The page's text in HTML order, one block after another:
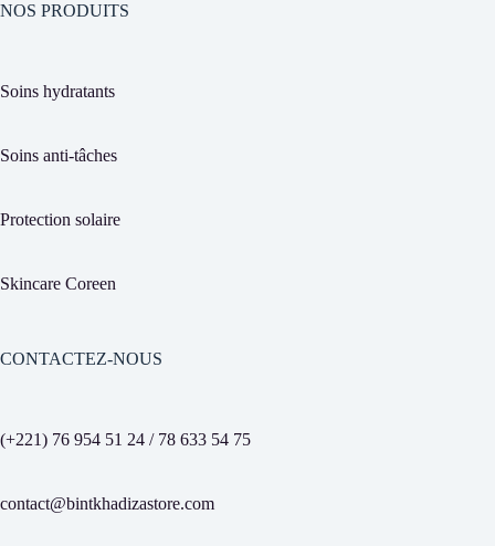
NOS PRODUITS
Soins hydratants
Soins anti-tâches
Protection solaire
Skincare Coreen
CONTACTEZ-NOUS
(+221) 76 954 51 24 / 78 633 54 75
contact@bintkhadizastore.com